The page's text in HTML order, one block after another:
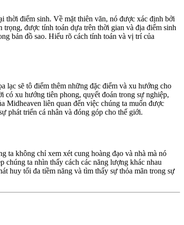
thời điểm sinh. Về mặt thiên văn, nó được xác định bởi
được tính toán dựa trên thời gian và địa điểm sinh
bản đồ sao. Hiểu rõ cách tính toán và vị trí của
lạc sẽ tô điểm thêm những đặc điểm và xu hướng cho
xu hướng tiên phong, quyết đoán trong sự nghiệp,
Midheaven liên quan đến việc chúng ta muốn được
phát triển cá nhân và đóng góp cho thế giới.
ta không chỉ xem xét cung hoàng đạo và nhà mà nó
chúng ta nhìn thấy cách các năng lượng khác nhau
huy tối đa tiềm năng và tìm thấy sự thỏa mãn trong sự